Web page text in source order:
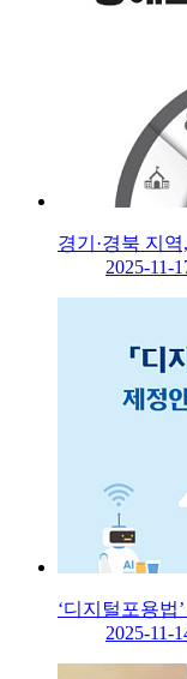
경기·경북 지
2025-11-
‘디지털포용법
2025-11-